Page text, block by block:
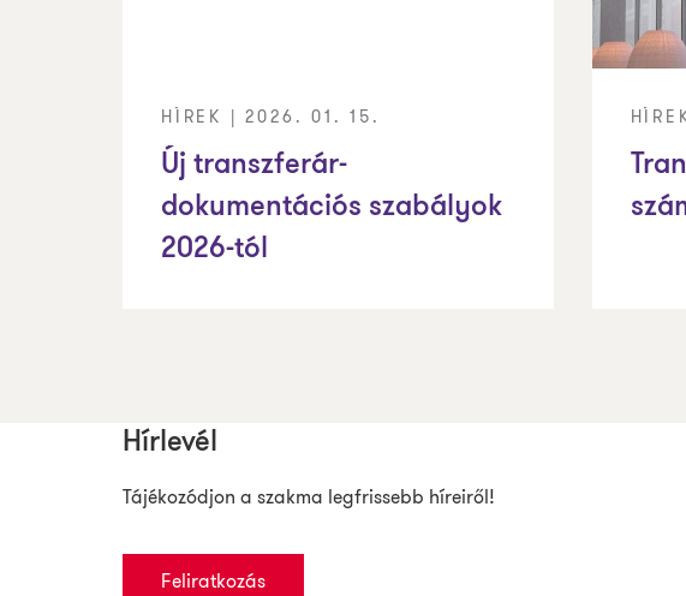
HÍREK | 2026. 01. 15.
Új transzferár-
dokumentációs szabályok
2026-tól
Hírlevél
Tájékozódjon a szakma legfrissebb híreiről!
Feliratkozás